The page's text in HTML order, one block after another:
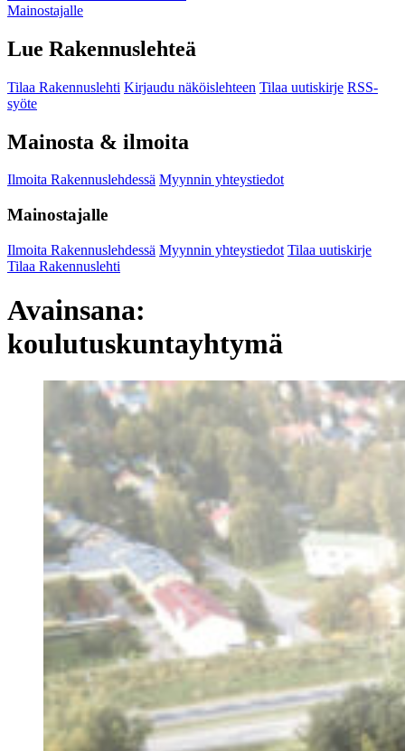
Mainostajalle
Lue Rakennuslehteä
Tilaa Rakennuslehti Kirjaudu näköislehteen Tilaa uutiskirje RSS-
syöte
Mainosta & ilmoita
Ilmoita Rakennuslehdessä Myynnin yhteystiedot
Mainostajalle
Ilmoita Rakennuslehdessä Myynnin yhteystiedot Tilaa uutiskirje
Tilaa Rakennuslehti
Avainsana:
koulutuskuntayhtymä